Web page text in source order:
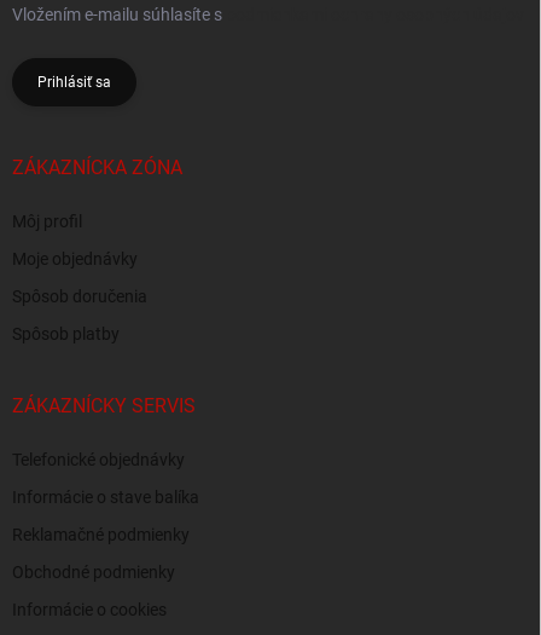
Vložením e-mailu súhlasíte s
Prihlásiť sa
ZÁKAZNÍCKA ZÓNA
Môj profil
Moje objednávky
Spôsob doručenia
Spôsob platby
ZÁKAZNÍCKY SERVIS
Telefonické objednávky
Informácie o stave balíka
Reklamačné podmienky
Obchodné podmienky
Informácie o cookies